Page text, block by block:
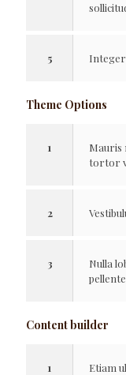
5
Theme Options
1
Mauris
tortor
2
3
Nulla
Content builder
1
Etiam